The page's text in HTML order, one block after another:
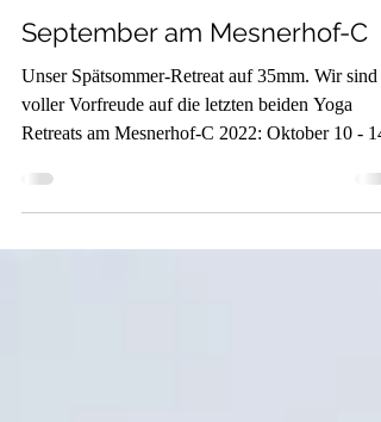
September am Mesnerhof-C
voller Vorfreude auf die letzten beiden Yoga
Retreats am Mesnerhof-C 2022: Oktober 10 -